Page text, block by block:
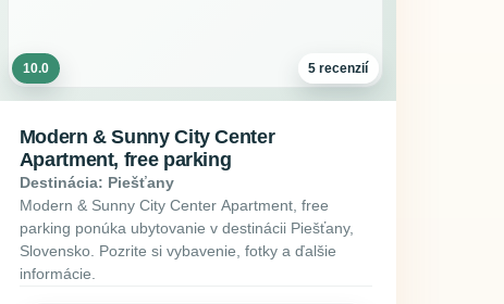
10.0 5 recenzií
Modern & Sunny City Center
Apartment, free parking
Destinácia: Piešťany
Modern & Sunny City Center Apartment, free
parking ponúka ubytovanie v destinácii Piešťany,
Slovensko. Pozrite si vybavenie, fotky a ďalšie
informácie.